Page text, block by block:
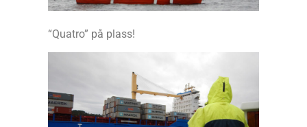
“Quatro” på plass!